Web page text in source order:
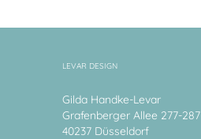
LEVAR DESIGN
Gilda Handke-Levar
Grafenberger Allee 277-287
40237 Düsseldorf